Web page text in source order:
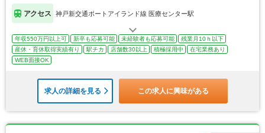
アクセス 神戸新交通ポートアイランド線 医療センター駅
年収550万円以上可 新卒も応募可能 未経験者も応募可能
残業月10ｈ以下
産休・育休取得実績有り
駅チカ 店舗数30以上 積極採用中
在宅業務あり
WEB面接OK
求人の詳細を見る この求人に興味がある